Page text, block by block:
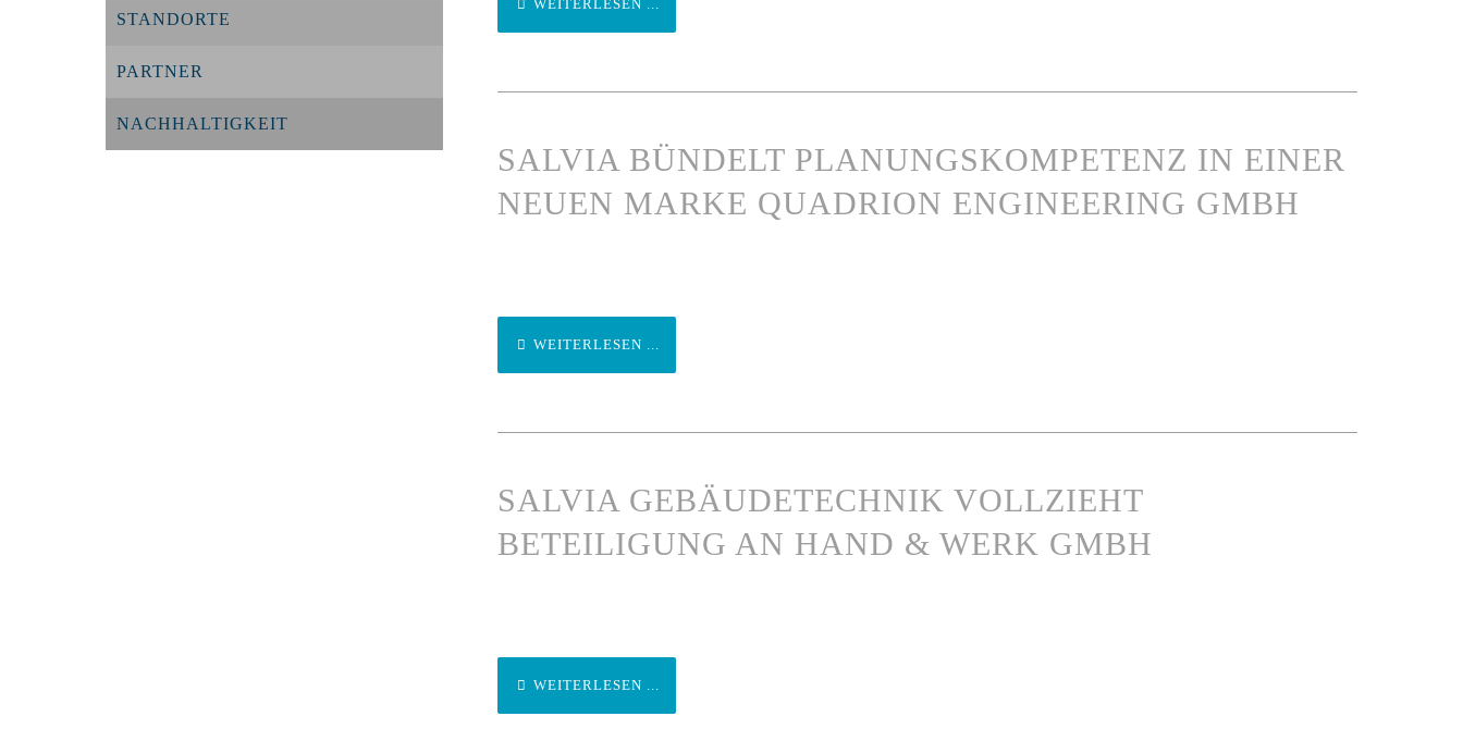
STANDORTE
PARTNER
NACHHALTIGKEIT
WEITERLESEN ...
SALVIA BÜNDELT PLANUNGSKOMPETENZ IN EINER
NEUEN MARKE QUADRION ENGINEERING GMBH
WEITERLESEN ...
SALVIA GEBÄUDETECHNIK VOLLZIEHT
BETEILIGUNG AN HAND & WERK GMBH
WEITERLESEN ...